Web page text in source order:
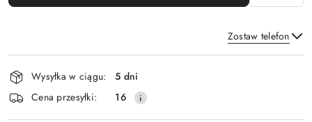
Zostaw telefon
Wyślij
Dostępność
i
dostawa
Wysyłka w ciągu:
5 dni
Cena przesyłki:
16